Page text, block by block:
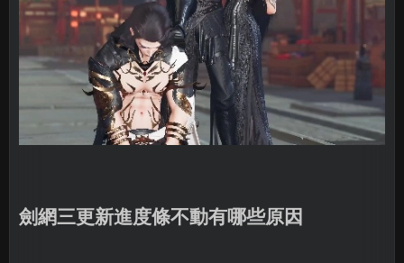
劍網三更新進度條不動有哪些原因